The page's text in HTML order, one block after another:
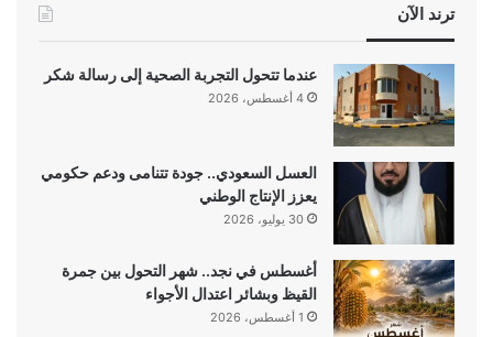
ترند الآن
عندما تتحول التجربة الصحية إلى رسالة شكر
4 أغسطس، 2026
العسل السعودي.. جودة تتنامى ودعم حكومي
يعزز الإنتاج الوطني
30 يوليو، 2026
أغسطس في نجد.. شهر التحول بين جمرة
القيظ وبشائر اعتدال الأجواء
1 أغسطس، 2026